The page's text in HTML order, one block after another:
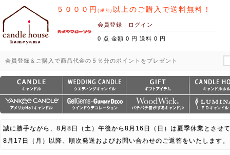
５０００円 (税別) 以上のご購入で送料無料！
会員登録 ｜ ログイン
0 点 金額 0 円 送料 0 円
会員登録＆ご購入で商品代金の５％分のポイントをプレゼント
誠に勝手ながら、8月8日（土）午後から8月16日（日）は夏季休業とさせ
8月17日（月）以降、順次発送およびお問い合わせのご返答をいたします。